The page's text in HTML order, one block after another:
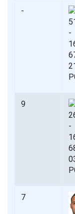
-
9
7